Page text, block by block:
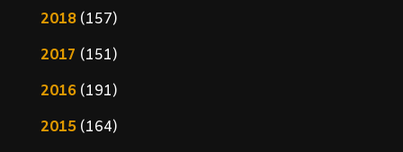
2018(157)
2017 (151)
2016(191)
2015(164)